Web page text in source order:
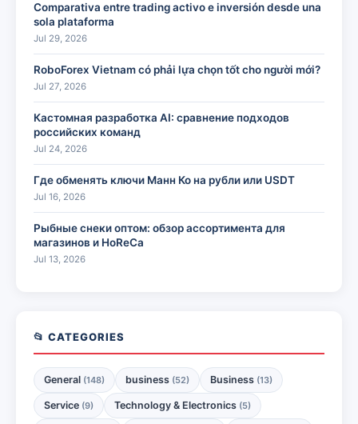
Comparativa entre trading activo e inversión desde una
sola plataforma
Jul 29, 2026
RoboForex Vietnam có phải lựa chọn tốt cho người mới?
Jul 27, 2026
Кастомная разработка AI: сравнение подходов
российских команд
Jul 24, 2026
Где обменять ключи Манн Ко на рубли или USDT
Jul 16, 2026
Рыбные снеки оптом: обзор ассортимента для
магазинов и HoReCa
Jul 13, 2026
📂 CATEGORIES
General (148) business (52) Business (13)
Service (9) Technology & Electronics (5)